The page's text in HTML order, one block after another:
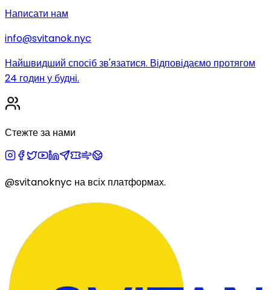
Написати нам
info@svitanok.nyc
Найшвидший спосіб зв'язатися. Відповідаємо протягом
24 годин у будні.
Стежте за нами
@svitanoknyc на всіх платформах.